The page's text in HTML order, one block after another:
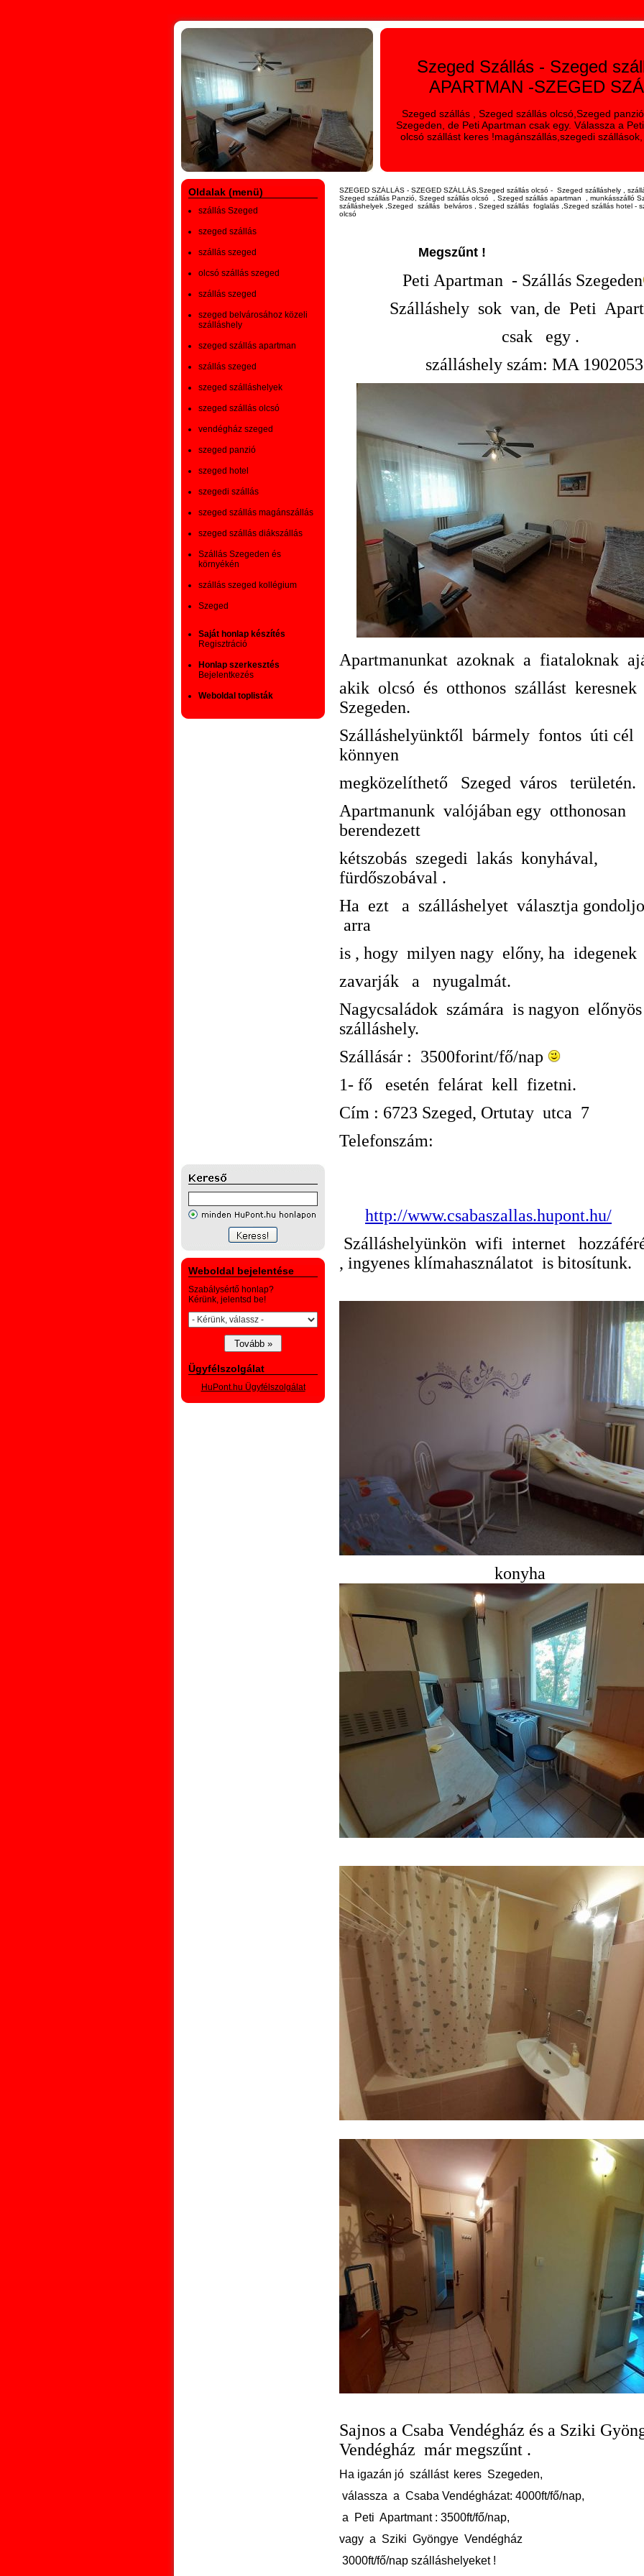
Szeged Szállás - Szeged
APARTMAN -SZEGED
Szeged szállás , Szeged szállás olcsó,Szeged
Szegeden, de Peti Apartman csak egy. Válassza a
olcsó szállást keres !magánszállás,szegedi
Oldalak (menü)
szállás Szeged
szeged szállás
szállás szeged
olcsó szállás szeged
szállás szeged
szeged belvárosához közeli
szálláshely
szeged szállás apartman
szállás szeged
szeged szálláshelyek
szeged szállás olcsó
vendégház szeged
szeged panzió
szeged hotel
szegedi szállás
szeged szállás magánszállás
szeged szállás diákszállás
Szállás Szegeden és
környékén
szállás szeged kollégium
Szeged
Saját honlap készítés
Regisztráció
Honlap szerkesztés
Bejelentkezés
Weboldal toplisták
Weboldal bejelentése
Szabálysértő honlap?
Kérünk, jelentsd be!
Ügyfélszolgálat
HuPont.hu Ügyfélszolgálat
SZEGED SZÁLLÁS - SZEGED SZÁLLÁS,Szeged szállás olcsó - Szeged szálláshely ,
Szeged szállás Panzió, Szeged szállás olcsó , Szeged szállás apartman , munkásszálló
szálláshelyek , Szeged szállás belváros , Szeged szállás foglalás ,Szeged szállás hotel -
olcsó
Megszűnt !
Peti Apartman - Szállás Szegeden
Szálláshely sok van, de Peti
csak egy .
szálláshely szám: MA
Apartmanunkat azoknak a fiataloknak
akik olcsó és otthonos szállást keresnek
Szegeden.
Szálláshelyünktől bármely fontos úti cél
könnyen
megközelíthető Szeged város területén.
Apartmanunk valójában egy otthonosan
berendezett
kétszobás szegedi lakás konyhával,
fürdőszobával .
Ha ezt a szálláshelyet választja
arra
is , hogy milyen nagy előny, ha
zavarják a nyugalmát.
Nagycsaládok számára is nagyon előnyös
szálláshely.
Szállásár : 3500forint/fő/nap
1- fő esetén felárat kell fizetni.
Cím : 6723 Szeged, Ortutay utca 7
Telefonszám:
http://www.csabaszallas.hupont.hu/
Szálláshelyünkön wifi internet
, ingyenes klímahasználatot is bitosítunk.
konyha
Sajnos a Csaba Vendégház és a Sziki
Vendégház már megszűnt .
Ha igazán jó szállást keres Szegeden,
válassza a Csaba Vendégházat: 4000ft/fő/nap,
a Peti Apartmant : 3500ft/fő/nap,
vagy a Sziki Gyöngye Vendégház
3000ft/fő/nap szálláshelyeket !